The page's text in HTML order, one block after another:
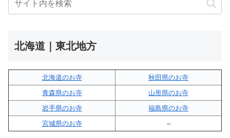
北海道｜東北地方
北海道のお寺
秋田県のお寺
青森県のお寺
山形県のお寺
岩手県のお寺
福島県のお寺
宮城県のお寺
–